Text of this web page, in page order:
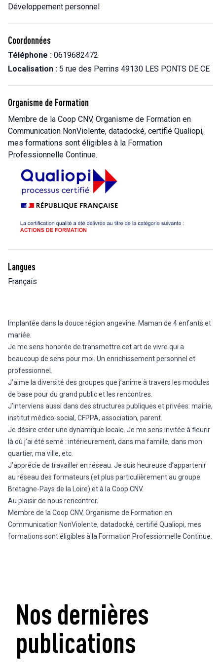
Développement personnel
Coordonnées
Téléphone : 0619682472
Localisation : 5 rue des Perrins 49130 LES PONTS DE CE
Organisme de Formation
Membre de la Coop CNV, Organisme de Formation en
Communication NonViolente, datadocké, certifié Qualiopi,
mes formations sont éligibles à la Formation
Professionnelle Continue.
Langues
Français
Implantée dans la douce région angevine. Maman de 4 enfants et
mariée.
Je me sens honorée de transmettre cet art de vivre qui a
beaucoup de sens pour moi. Un enrichissement personnel et
professionnel.
J’aime la diversité des groupes que j’anime à travers les modules
de base pour du grand public et les rencontres.
J’interviens aussi dans des structures publiques et privées: mairie,
institut médico-social, CFPPA, association, parent.
Je désire créer une dynamique locale. Je me sens invitée à fleurir
là où j’ai été semé : intérieurement, dans ma famille, dans mon
quartier, ma ville, etc.
J’apprécie de travailler en réseau. Je suis heureuse d’appartenir
au réseau des formateurs (et plus particulièrement au groupe
Bretagne-Pays de la Loire) et à la Coop CNV.
Au plaisir de nous rencontrer.
Membre de la Coop CNV, Organisme de Formation en
Communication NonViolente, datadocké, certifié Qualiopi, mes
formations sont éligibles à la Formation Professionnelle Continue.
Nos dernières
publications